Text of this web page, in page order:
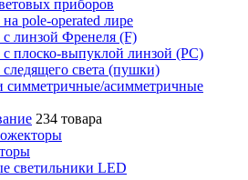
приборов
pole-operated лире
линзой Френеля (F)
плоско-выпуклой линзой (PC)
света (пушки)
симметричные/асимметричные
234 товара
светильники LED